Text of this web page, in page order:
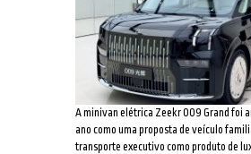
A minivan elétrica Zeekr 009 Grand foi
ano como uma proposta de veículo
transporte executivo como produto de